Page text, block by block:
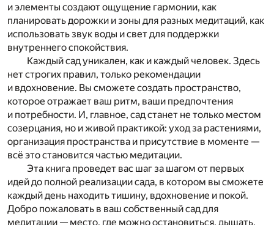
и элементы создают ощущение гармонии, как
планировать дорожки и зоны для разных медитаций, как
использовать звук воды и свет для поддержки
внутреннего спокойствия.
Каждый сад уникален, как и каждый человек. Здесь
нет строгих правил, только рекомендации
и вдохновение. Вы сможете создать пространство,
которое отражает ваш ритм, ваши предпочтения
и потребности. И, главное, сад станет не только местом
созерцания, но и живой практикой: уход за растениями,
организация пространства и присутствие в моменте —
всё это становится частью медитации.
Эта книга проведет вас шаг за шагом от первых
идей до полной реализации сада, в котором вы сможете
каждый день находить тишину, вдохновение и покой.
Добро пожаловать в ваш собственный сад для
медитации — место, где можно остановиться, дышать,